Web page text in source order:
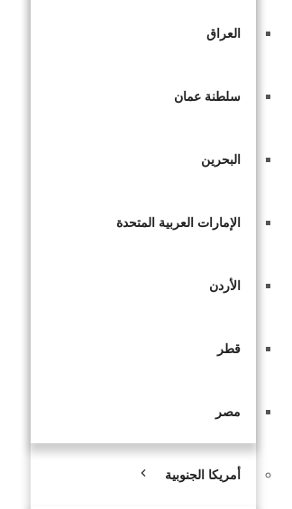
العراق
سلطنة عمان
البحرين
الإمارات العربية المتحدة
الأردن
قطر
مصر
أمريكا الجنوبية